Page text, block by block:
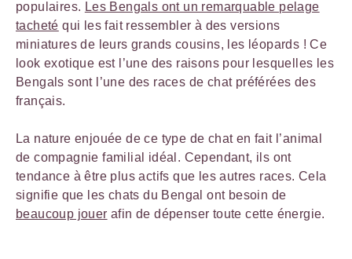
populaires. Les Bengals ont un remarquable pelage
tacheté qui les fait ressembler à des versions
miniatures de leurs grands cousins, les léopards ! Ce
look exotique est l’une des raisons pour lesquelles les
Bengals sont l’une des races de chat préférées des
français.
La nature enjouée de ce type de chat en fait l’animal
de compagnie familial idéal. Cependant, ils ont
tendance à être plus actifs que les autres races. Cela
signifie que les chats du Bengal ont besoin de
beaucoup jouer afin de dépenser toute cette énergie.